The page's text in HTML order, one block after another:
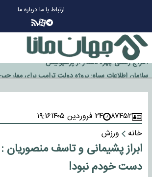
ارتباط با مادرباره ما
گزینه جدایی اوسمار روی میز مدیران پرسپولیس
آیا رئیس جمهور آمریکا قانون را دور می‌زند؟
اخراج رسمی چهره نامدار از پرسپولیس
سازمان اطلاعات سپاه: پروژه دولت ترامپ برای مهار
خورد
۸۷۴۵۲ ۲۴ فروردین ۱۴۰۵
۱۹:۱۶
خانه
ورزش
ابراز پشیمانی و تاسف منصوریان :
دست خودم نبود!